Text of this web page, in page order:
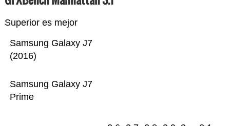
Superior es mejor
Samsung Galaxy J7
Prime
Samsung Galaxy J7
(2016)